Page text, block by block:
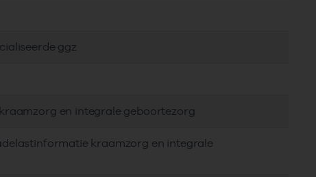
ggz
en integrale geboortezorg
kraamzorg en integrale